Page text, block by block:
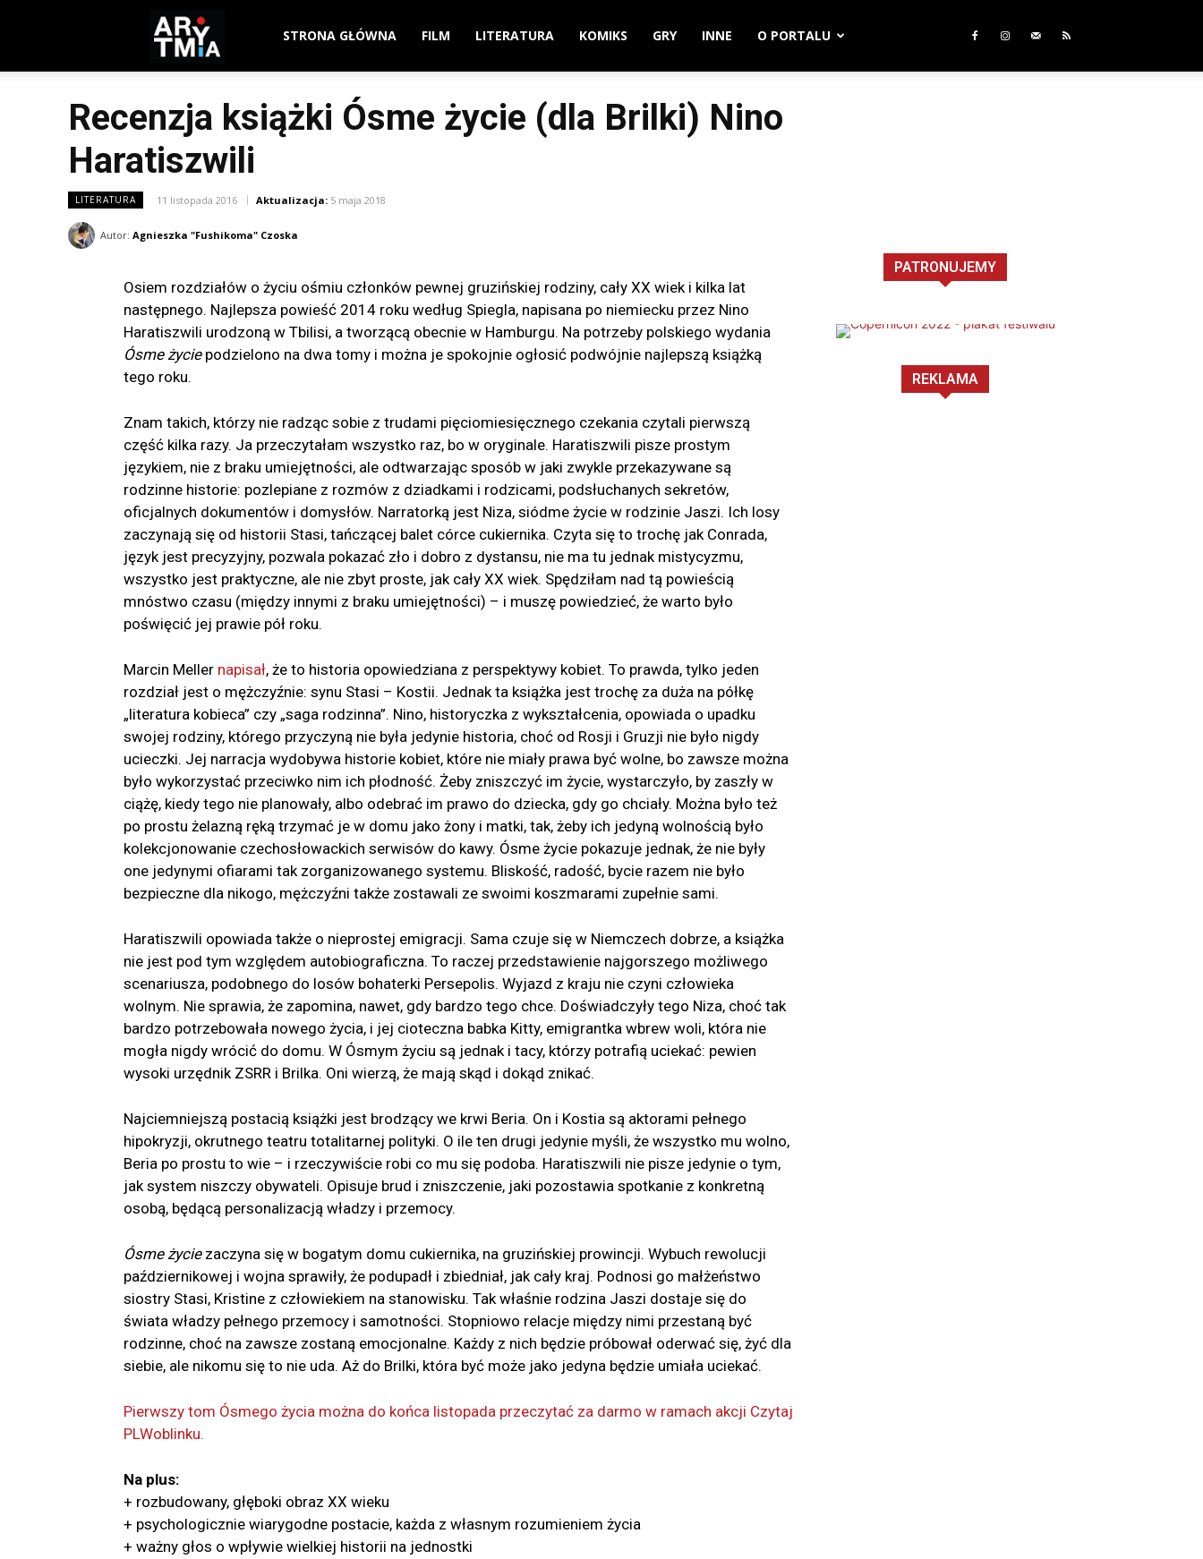
arytmia.eu
STRONA GŁÓWNA FILM LITERATURA KOMIKS GRY INNE O PORTALU
Recenzja książki Ósme życie (dla Brilki) Nino
Haratiszwili
LITERATURA 11 listopada 2016 Aktualizacja: 5 maja 2018
Autor: Agnieszka "Fushikoma" Czoska
Osiem rozdziałów o życiu ośmiu członków pewnej gruzińskiej rodziny, cały XX wiek i kilka lat
następnego. Najlepsza powieść 2014 roku według Spiegla, napisana po niemiecku przez Nino
Haratiszwili urodzoną w Tbilisi, a tworzącą obecnie w Hamburgu. Na potrzeby polskiego wydania
Ósme życiepodzielono na dwa tomy i można je spokojnie ogłosić podwójnie najlepszą książką
tego roku.
Znam takich, którzy nie radząc sobie z trudami pięciomiesięcznego czekania czytali pierwszą
część kilka razy. Ja przeczytałam wszystko raz, bo w oryginale. Haratiszwili pisze prostym
językiem, nie z braku umiejętności, ale odtwarzając sposób w jaki zwykle przekazywane są
rodzinne historie: pozlepiane z rozmów z dziadkami i rodzicami, podsłuchanych sekretów,
oficjalnych dokumentów i domysłów. Narratorką jest Niza, siódme życie w rodzinie Jaszi. Ich losy
zaczynają się od historii Stasi, tańczącej balet córce cukiernika. Czyta się to trochę jak Conrada,
język jest precyzyjny, pozwala pokazać zło i dobro z dystansu, nie ma tu jednak mistycyzmu,
wszystko jest praktyczne, ale nie zbyt proste, jak cały XX wiek. Spędziłam nad tą powieścią
mnóstwo czasu (między innymi z braku umiejętności) – i muszę powiedzieć, że warto było
poświęcić jej prawie pół roku.
Marcin Meller napisał, że to historia opowiedziana z perspektywy kobiet. To prawda, tylko jeden
rozdział jest o mężczyźnie: synu Stasi – Kostii. Jednak ta książka jest trochę za duża na półkę
„literatura kobieca” czy „saga rodzinna”. Nino, historyczka z wykształcenia, opowiada o upadku
swojej rodziny, którego przyczyną nie była jedynie historia, choć od Rosji i Gruzji nie było nigdy
ucieczki. Jej narracja wydobywa historie kobiet, które nie miały prawa być wolne, bo zawsze można
było wykorzystać przeciwko nim ich płodność. Żeby zniszczyć im życie, wystarczyło, by zaszły w
ciążę, kiedy tego nie planowały, albo odebrać im prawo do dziecka, gdy go chciały. Można było też
po prostu żelazną ręką trzymać je w domu jako żony i matki, tak, żeby ich jedyną wolnością było
kolekcjonowanie czechosłowackich serwisów do kawy. Ósme życie pokazuje jednak, że nie były
one jedynymi ofiarami tak zorganizowanego systemu. Bliskość, radość, bycie razem nie było
bezpieczne dla nikogo, mężczyźni także zostawali ze swoimi koszmarami zupełnie sami.
Haratiszwili opowiada także o nieprostej emigracji. Sama czuje się w Niemczech dobrze, a książka
nie jest pod tym względem autobiograficzna. To raczej przedstawienie najgorszego możliwego
scenariusza, podobnego do losów bohaterki Persepolis. Wyjazd z kraju nie czyni człowieka
wolnym. Nie sprawia, że zapomina, nawet, gdy bardzo tego chce. Doświadczyły tego Niza, choć tak
bardzo potrzebowała nowego życia, i jej cioteczna babka Kitty, emigrantka wbrew woli, która nie
mogła nigdy wrócić do domu. W Ósmym życiu są jednak i tacy, którzy potrafią uciekać: pewien
wysoki urzędnik ZSRR i Brilka. Oni wierzą, że mają skąd i dokąd znikać.
Najciemniejszą postacią książki jest brodzący we krwi Beria. On i Kostia są aktorami pełnego
hipokryzji, okrutnego teatru totalitarnej polityki. O ile ten drugi jedynie myśli, że wszystko mu wolno,
Beria po prostu to wie – i rzeczywiście robi co mu się podoba. Haratiszwili nie pisze jedynie o tym,
jak system niszczy obywateli. Opisuje brud i zniszczenie, jaki pozostawia spotkanie z konkretną
osobą, będącą personalizacją władzy i przemocy.
Ósme życiezaczyna się w bogatym domu cukiernika, na gruzińskiej prowincji. Wybuch rewolucji
październikowej i wojna sprawiły, że podupadł i zbiedniał, jak cały kraj. Podnosi go małżeństwo
siostry Stasi, Kristine z człowiekiem na stanowisku. Tak właśnie rodzina Jaszi dostaje się do
świata władzy pełnego przemocy i samotności. Stopniowo relacje między nimi przestaną być
rodzinne, choć na zawsze zostaną emocjonalne. Każdy z nich będzie próbował oderwać się, żyć dla
siebie, ale nikomu się to nie uda. Aż do Brilki, która być może jako jedyna będzie umiała uciekać.
Pierwszy tom Ósmego życia można do końca listopada przeczytać za darmo w ramach akcji Czytaj
PLWoblinku.
Na plus:
+ rozbudowany, głęboki obraz XX wieku
+ psychologicznie wiarygodne postacie, każda z własnym rozumieniem życia
+ ważny głos o wpływie wielkiej historii na jednostki
PATRONUJEMY
REKLAMA